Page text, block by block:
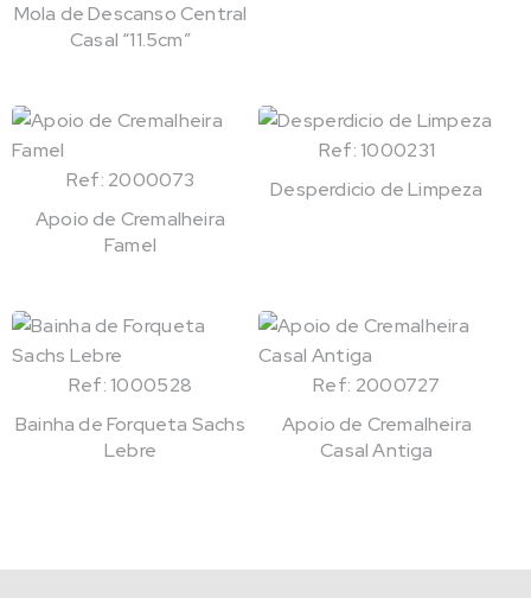
Mola de Descanso Central
Casal “11.5cm”
Ref: 2000073
Apoio de Cremalheira
Famel
Ref: 1000231
Desperdicio de Limpeza
Ref: 1000528
Bainha de Forqueta Sachs
Lebre
Ref: 2000727
Apoio de Cremalheira
Casal Antiga